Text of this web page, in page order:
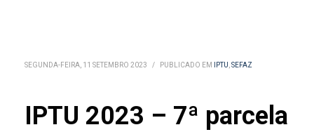
SEGUNDA-FEIRA, 11 SETEMBRO 2023 / PUBLICADO EM IPTU,SEFAZ
IPTU 2023 – 7ª parcela